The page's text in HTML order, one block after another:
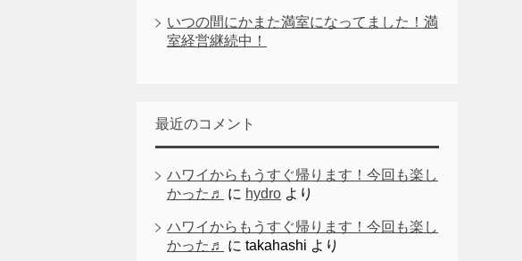
いつの間にかまた満室になってました！満
室経営継続中！
最近のコメント
ハワイからもうすぐ帰ります！今回も楽し
かった♬
に hydro より
ハワイからもうすぐ帰ります！今回も楽し
かった♬
に takahashi より